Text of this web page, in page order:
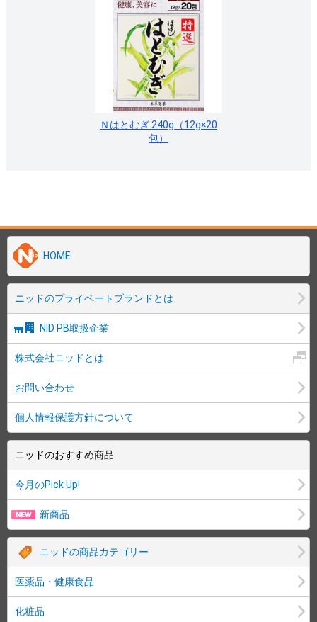
HOME
ニッドのプライベートブランドとは
NID PB取扱企業
株式会社ニッドとは
お問い合わせ
個人情報保護方針について
ニッドのおすすめ商品
今月のPick Up!
新商品
ニッドの商品カテゴリー
医薬品・健康食品
化粧品